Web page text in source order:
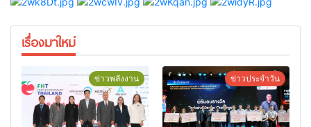
เรื่องมาใหม่
ข่าวพลังงาน ข่าวประจำวัน